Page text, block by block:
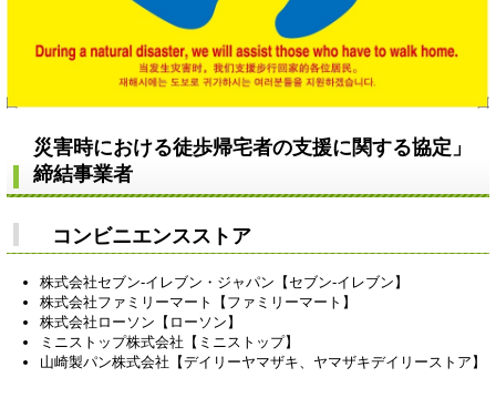
災害時における徒歩帰宅者の支援に関する協定」
締結事業者
コンビニエンスストア
株式会社セブン-イレブン・ジャパン【セブン-イレブン】
株式会社ファミリーマート【ファミリーマート】
株式会社ローソン【ローソン】
ミニストップ株式会社【ミニストップ】
山崎製パン株式会社【デイリーヤマザキ、ヤマザキデイリーストア】